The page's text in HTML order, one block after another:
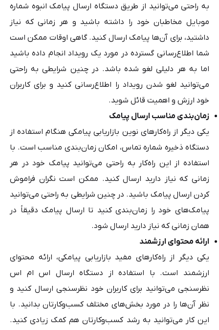
به راحتی می‌توانید از طریق دستگاه ارسال پیامک انبوه شماره
موبایل مخاطبان خود را داشته باشید و هر زمانی که نیاز
داشتید، برای آن‌ها پیامک ارسال کنید. گاهی اوقات ممکن است
شما اطلاع‌رسانی گسترده در مورد یک رویداد انجام داده باشید
اما به هر دلیلی لغو شده باشد. در چنین شرایطی به راحتی
می‌توانید لغو شدن رویداد را اطلاع‌رسانی کنید و برای کاربران
خود ارزش و اهمیت قائل شوید.
زمان‌بندی مناسب ارسال پیامک
یکی دیگر از راه‌کارهای نوین بازاریابی پیامکی هنگام استفاده از
دستگاه ذخیره شماره تماس، امکان زمان‌بندی مناسب است. با
استفاده از این راه‌کار به راحتی می‌توانید پیامک خود در هر
زمانی که نیاز دارید ارسال کنید. ممکن است نگران فراموش
کردن ارسال پیامک باشید. در چنین شرایطی به راحتی می‌توانید
پیامک‌های خود را زمان‌بندی کنید تا ارسال پیامک دقیقاً در
همان زمانی که نیاز دارید ارسال شود.
ارائه محتوای ارزشمند
یکی دیگر از راه‌کارهای مفید بازاریابی پیامکی، ارائه محتوای
ارزشمند است. با استفاده از دستگاه ارسال اس ام اس
نظرسنجی می‌توانید برای کاربران خود نظرسنجی ارسال کنید و
نظر آن‌ها را در مورد بخش‌های مختلف کسب‌وکارتان بدانید. با
این کار می‌توانید به رشد کسب‌وکارتان هم کمک زیادی کنید.